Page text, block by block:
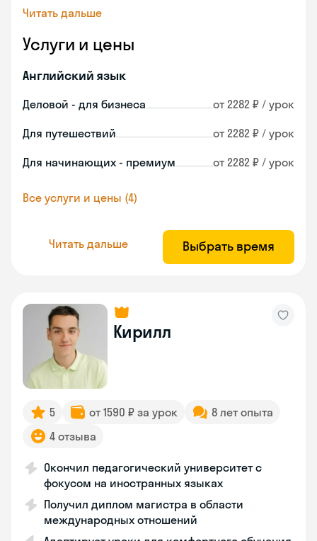
Читать дальше
Услуги и цены
Английский язык
Деловой - для бизнеса от 2282 ₽ / урок
Для путешествий от 2282 ₽ / урок
Для начинающих - премиум от 2282 ₽ / урок
Все услуги и цены (4)
Читать дальше Выбрать время
Кирилл
5 от 1590 ₽ за урок
8 лет опыта
4 отзыва
Окончил педагогический университет с
фокусом на иностранных языках
Получил диплом магистра в области
международных отношений